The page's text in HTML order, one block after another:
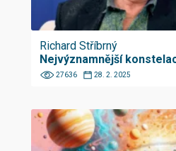
Richard Stříbrný
Nejvýznamnější
27636 28. 2. 2025